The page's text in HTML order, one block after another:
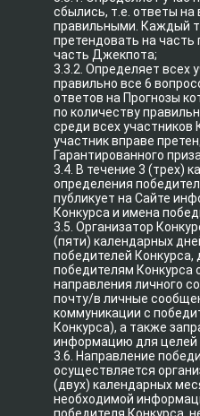
сбылись, т.е. ответы на
правильными. Каждый
претендовать на часть
часть Джекпота;
3.3.2. Определяет всех
правильно все 6
ответов на Прогнозы
по количеству
среди всех
участник вправе
Гарантированного
3.4. В течение 3 (трех)
определения
публикует на Сайте
Конкурса и имена
3.5. Организатор
(пяти) календарных
победителей
победителям Конкурса
направления личного
почту/в личные
коммуникации с
Конкурса), а также
информацию для целей
3.6. Направление
осуществляется
(двух) календарных
необходимой